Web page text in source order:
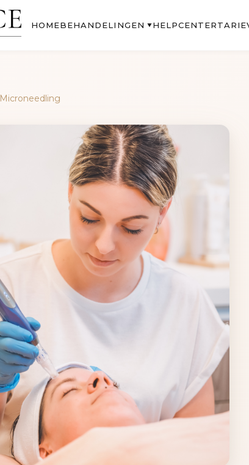
HOMEBEHANDELINGEN ▼ HELPCENTER
Microneedling